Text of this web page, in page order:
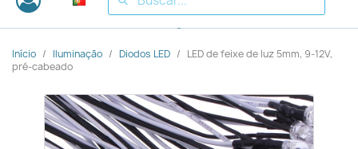
Início Iluminação Diodos LED
LED de feixe de luz 5mm, 9-12V,
pré-cabeado